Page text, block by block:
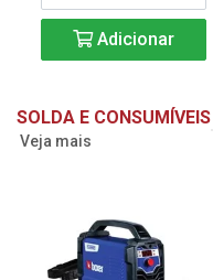
Adicionar
SOLDA E CONSUMÍVEIS
Veja mais